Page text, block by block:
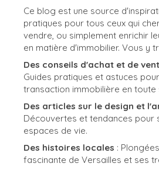
Ce blog est une source
pratiques pour tous ceux qui
vendre, ou simplement enrichir
en matière d'immobilier. Vous y
Des conseils d'achat et de
Guides pratiques et astuces
transaction immobilière en toute
Des articles sur le design et
Découvertes et tendances pour
espaces de vie.
Des histoires locales :
fascinante de Versailles et ses